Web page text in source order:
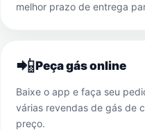
melhor prazo de entrega
📲Peça gás online
Baixe o app e faça seu
várias revendas de gás de
preço.